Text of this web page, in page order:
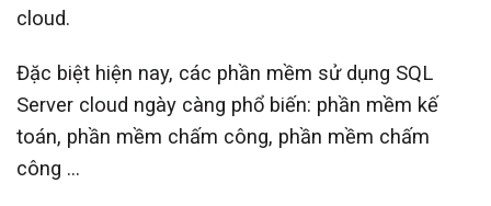
cloud.
Đặc biệt hiện nay, các phần mềm sử dụng SQL
Server cloud ngày càng phổ biến: phần mềm kế
toán, phần mềm chấm công, phần mềm chấm
công …